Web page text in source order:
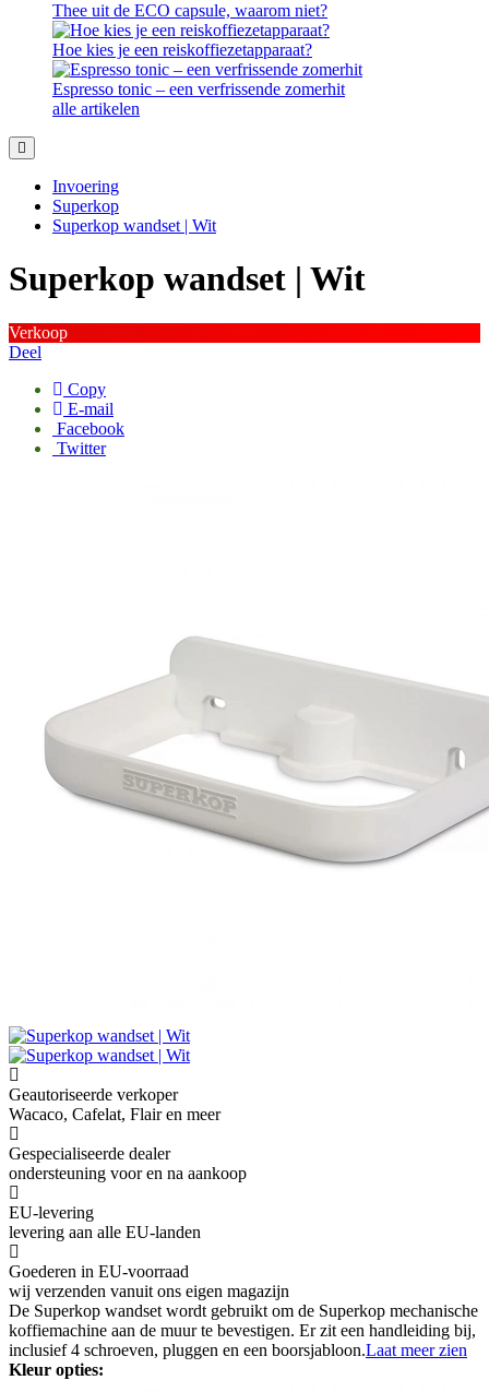
Thee uit de ECO capsule, waarom niet?
Hoe kies je een reiskoffiezetapparaat?
Espresso tonic – een verfrissende zomerhit
alle artikelen
Invoering
Superkop
Superkop wandset | Wit
Superkop wandset | Wit
Verkoop
Deel
Copy
E-mail
Facebook
Twitter
Geautoriseerde verkoper
Wacaco, Cafelat, Flair en meer
Gespecialiseerde dealer
ondersteuning voor en na aankoop
EU-levering
levering aan alle EU-landen
Goederen in EU-voorraad
wij verzenden vanuit ons eigen magazijn
De Superkop wandset wordt gebruikt om de Superkop mechanische
koffiemachine aan de muur te bevestigen. Er zit een handleiding bij,
inclusief 4 schroeven, pluggen en een boorsjabloon.Laat meer zien
Kleur opties: